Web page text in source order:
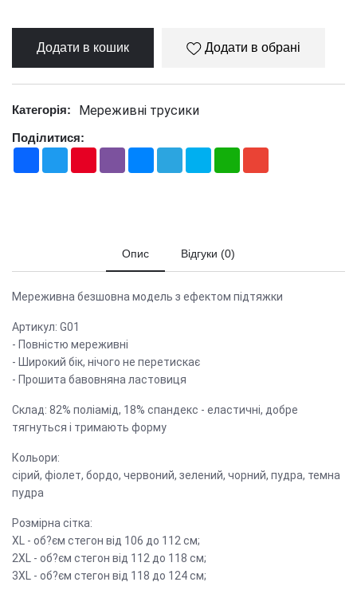
Додати в кошик Додати в обрані
Категорія: Мереживні трусики
Поділитися:
Facebook
TwitterPinterestViber Messenger
TelegramSkypeWhatsApp
Опис Відгуки (0)
Мереживна безшовна модель з ефектом підтяжки
Артикул: G01
- Повністю мереживні
- Широкий бік, нічого не перетискає
- Прошита бавовняна ластовиця
Склад: 82% поліамід, 18% спандекс - еластичні, добре
тягнуться і тримають форму
Кольори:
сірий, фіолет, бордо, червоний, зелений, чорний, пудра, темна
пудра
Розмірна сітка:
XL - об?єм стегон від 106 до 112 см;
2XL - об?єм стегон від 112 до 118 см;
3XL - об?єм стегон від 118 до 124 см;